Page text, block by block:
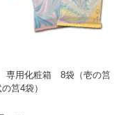
専用化粧箱 8袋（壱の筥
筥4袋）